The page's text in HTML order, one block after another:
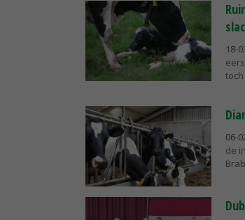
18-
06-
de